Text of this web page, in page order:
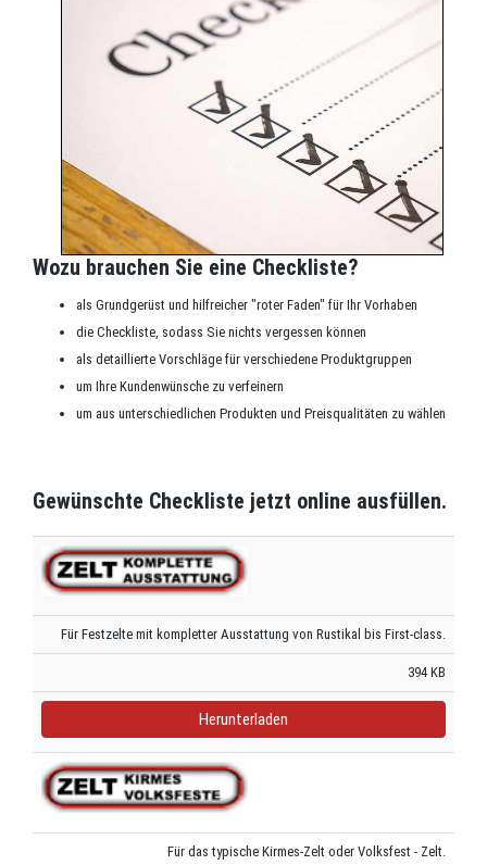
Wozu brauchen Sie eine Checkliste?
als Grundgerüst und hilfreicher "roter Faden" für Ihr Vorhaben
die Checkliste, sodass Sie nichts vergessen können
als detaillierte Vorschläge für verschiedene Produktgruppen
um Ihre Kundenwünsche zu verfeinern
um aus unterschiedlichen Produkten und Preisqualitäten zu wählen
Gewünschte Checkliste jetzt online ausfüllen.
Für Festzelte mit kompletter Ausstattung von Rustikal bis First-class.
394 KB
Herunterladen
Für das typische Kirmes-Zelt oder Volksfest - Zelt.